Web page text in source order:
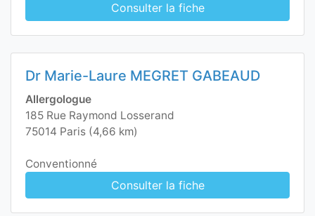
Consulter la fiche
Dr Marie-Laure MEGRET GABEAUD
Allergologue
185 Rue Raymond Losserand
75014 Paris (4,66 km)
Conventionné
Consulter la fiche